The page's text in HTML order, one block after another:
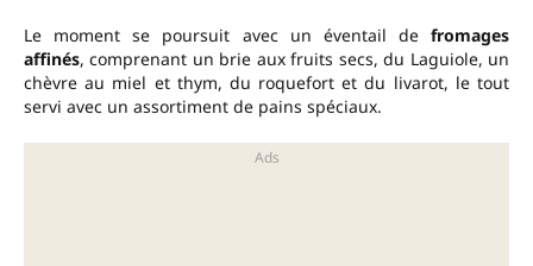
Le moment se poursuit avec un éventail de fromages
affinés, comprenant un brie aux fruits secs, du Laguiole, un
chèvre au miel et thym, du roquefort et du livarot, le tout
servi avec un assortiment de pains spéciaux.